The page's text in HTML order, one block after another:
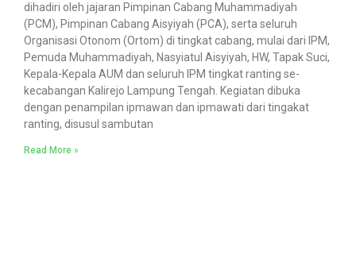
dihadiri oleh jajaran Pimpinan Cabang Muhammadiyah
(PCM), Pimpinan Cabang Aisyiyah (PCA), serta seluruh
Organisasi Otonom (Ortom) di tingkat cabang, mulai dari IPM,
Pemuda Muhammadiyah, Nasyiatul Aisyiyah, HW, Tapak Suci,
Kepala-Kepala AUM dan seluruh IPM tingkat ranting se-
kecabangan Kalirejo Lampung Tengah. Kegiatan dibuka
dengan penampilan ipmawan dan ipmawati dari tingakat
ranting, disusul sambutan
Read More »